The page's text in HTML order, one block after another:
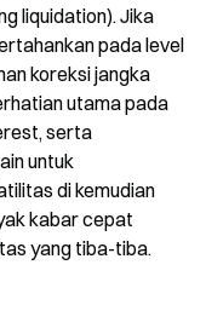
liquidation). Jika
pada level
koreksi jangka
utama pada
serta
untuk
di kemudian
kabar cepat
yang tiba-tiba.